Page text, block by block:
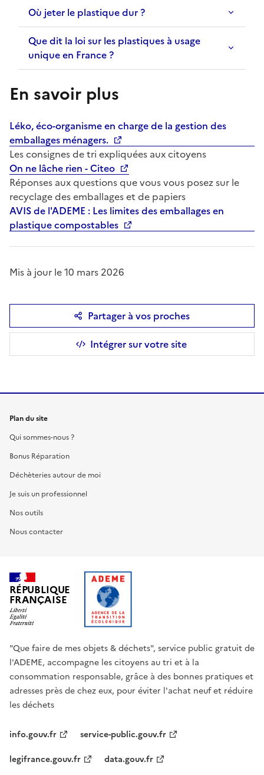
Où jeter le plastique dur ?
Que dit la loi sur les plastiques à usage
unique en France ?
En savoir plus
Léko, éco-organisme en charge de la gestion des
emballages ménagers.
Les consignes de tri expliquées aux citoyens
On ne lâche rien - Citeo
Réponses aux questions que vous vous posez sur le
recyclage des emballages et de papiers
AVIS de l'ADEME : Les limites des emballages en
plastique compostables
Mis à jour le 10 mars 2026
Partager à vos proches
Intégrer sur votre site
Plan du site
Qui sommes-nous ?
Bonus Réparation
Déchèteries autour de moi
Je suis un professionnel
Nos outils
Nous contacter
RÉPUBLIQUE
FRANÇAISE
"Que faire de mes objets & déchets", service public gratuit de
l'ADEME, accompagne les citoyens au tri et à la
consommation responsable, grâce à des bonnes pratiques et
adresses près de chez eux, pour éviter l'achat neuf et réduire
les déchets
info.gouv.fr
service-public.gouv.fr
legifrance.gouv.fr
data.gouv.fr